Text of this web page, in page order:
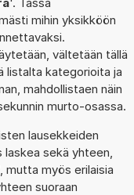
mihin yksikköön
vältetään tällä
listalta kategorioita ja
mahdollistaen näin
murto-osassa.
lausekkeiden
sekä yhteen,
myös erilaisia
suoraan